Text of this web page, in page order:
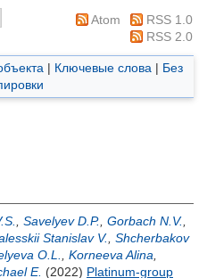
Atom
RSS 1.0
RSS 2.0
| Ключевые слова | Без
Savelyev D.P. Gorbach N.V.
Stanislav V. Shcherbakov
O.L. Korneeva Alina
E. (2022) Platinum-group